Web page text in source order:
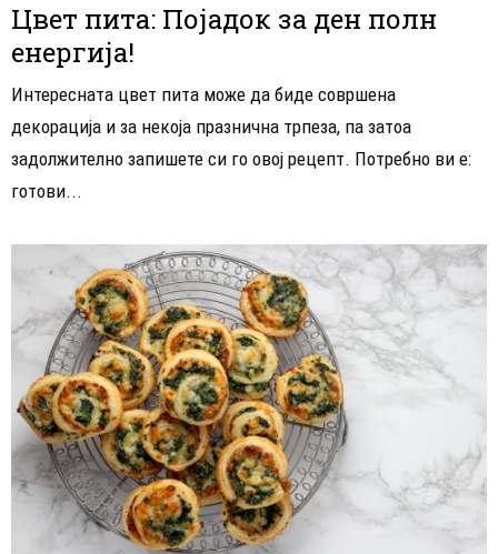
Цвет пита: Појадок за ден полн
енергија!
Интересната цвет пита може да биде совршена
декорација и за некоја празнична трпеза, па затоа
задолжително запишете си го овој рецепт. Потребно ви е:
готови...